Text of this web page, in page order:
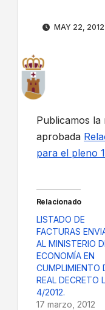
MAY 22, 2012
Publicamos
aprobada
para el pleno
Relacionado
LISTADO DE
FACTURAS
AL MINISTERIO
ECONOMÍA EN
CUMPLIMIENTO
REAL DECRETO
4/2012.
17 marzo, 2012